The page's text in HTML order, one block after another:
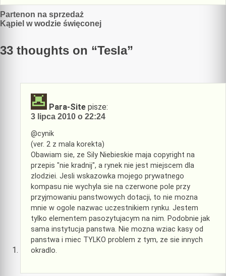
Nawigacja
wpisu
Partenon na sprzedaż
Kąpiel w wodzie święconej
33 thoughts on “Tesla”
Para-Site pisze:
3 lipca 2010 o 22:24
@cynik
(ver. 2 z mala korekta)
Obawiam sie, ze Sily Niebieskie maja copyright na
przepis "nie kradnij", a rynek nie jest miejscem dla
zlodziei. Jesli wskazowka mojego prywatnego
kompasu nie wychyla sie na czerwone pole przy
przyjmowaniu panstwowych dotacji, to nie mozna
mnie w ogole nazwac uczestnikiem rynku. Jestem
tylko elementem pasozytujacym na nim. Podobnie jak
sama instytucja panstwa. Nie mozna wziac kasy od
panstwa i miec TYLKO problem z tym, ze sie innych
okradlo.